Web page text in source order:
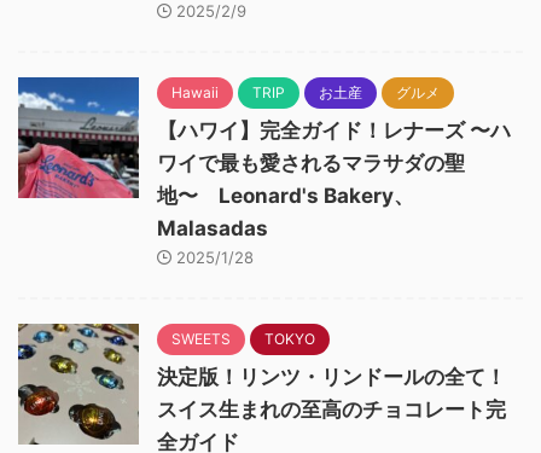
2025/2/9
Hawaii TRIP お土産 グルメ
【ハワイ】完全ガイド！レナーズ 〜ハ
ワイで最も愛されるマラサダの聖
地〜 Leonard's Bakery、
Malasadas
2025/1/28
SWEETS TOKYO
決定版！リンツ・リンドールの全て！
スイス生まれの至高のチョコレート完
全ガイド